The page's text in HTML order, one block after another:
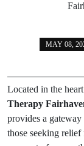
MAY 08,
Located in the
Therapy
provides a
those seeking